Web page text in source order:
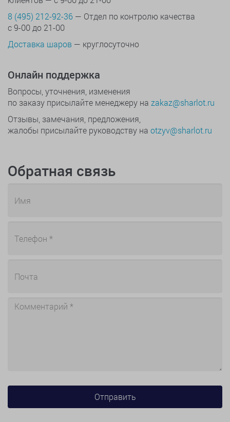
8 (495) 212-92-36 — Отдел по контролю качества
с 9-00 до 21-00
Доставка шаров — круглосуточно
Онлайн поддержка
Вопросы, уточнения, изменения
по заказу присылайте менеджеру на zakaz@sharlot.ru
Отзывы, замечания, предложения,
жалобы присылайте руководству на otzyv@sharlot.ru
Обратная связь